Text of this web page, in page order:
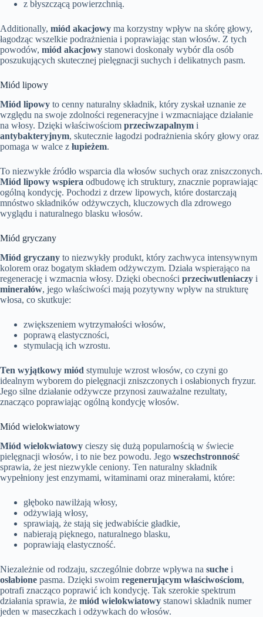
z błyszczącą powierzchnią.
Additionally, miód akacjowy ma korzystny wpływ na skórę głowy,
łagodząc wszelkie podrażnienia i poprawiając stan włosów. Z tych
powodów, miód akacjowy stanowi doskonały wybór dla osób
poszukujących skutecznej pielęgnacji suchych i delikatnych pasm.
Miód lipowy
Miód lipowy to cenny naturalny składnik, który zyskał uznanie ze
względu na swoje zdolności regeneracyjne i wzmacniające działanie
na włosy. Dzięki właściwościom przeciwzapalnym i
antybakteryjnym, skutecznie łagodzi podrażnienia skóry głowy oraz
pomaga w walce z łupieżem.
To niezwykłe źródło wsparcia dla włosów suchych oraz zniszczonych.
Miód lipowy wspiera odbudowę ich struktury, znacznie poprawiając
ogólną kondycję. Pochodzi z drzew lipowych, które dostarczają
mnóstwo składników odżywczych, kluczowych dla zdrowego
wyglądu i naturalnego blasku włosów.
Miód gryczany
Miód gryczany to niezwykły produkt, który zachwyca intensywnym
kolorem oraz bogatym składem odżywczym. Działa wspierająco na
regenerację i wzmacnia włosy. Dzięki obecności przeciwutleniaczy i
minerałów, jego właściwości mają pozytywny wpływ na strukturę
włosa, co skutkuje:
zwiększeniem wytrzymałości włosów,
poprawą elastyczności,
stymulacją ich wzrostu.
Ten wyjątkowy miód stymuluje wzrost włosów, co czyni go
idealnym wyborem do pielęgnacji zniszczonych i osłabionych fryzur.
Jego silne działanie odżywcze przynosi zauważalne rezultaty,
znacząco poprawiając ogólną kondycję włosów.
Miód wielokwiatowy
Miód wielokwiatowy cieszy się dużą popularnością w świecie
pielęgnacji włosów, i to nie bez powodu. Jego wszechstronność
sprawia, że jest niezwykle ceniony. Ten naturalny składnik
wypełniony jest enzymami, witaminami oraz minerałami, które:
głęboko nawilżają włosy,
odżywiają włosy,
sprawiają, że stają się jedwabiście gładkie,
nabierają pięknego, naturalnego blasku,
poprawiają elastyczność.
Niezależnie od rodzaju, szczególnie dobrze wpływa na suche i
osłabione pasma. Dzięki swoim regenerującym właściwościom,
potrafi znacząco poprawić ich kondycję. Tak szerokie spektrum
działania sprawia, że miód wielokwiatowy stanowi składnik numer
jeden w maseczkach i odżywkach do włosów.